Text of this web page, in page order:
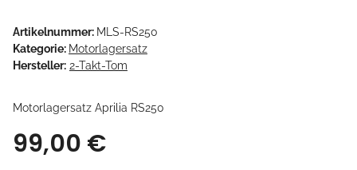
Artikelnummer: MLS-RS250
Kategorie: Motorlagersatz
Hersteller: 2-Takt-Tom
Motorlagersatz Aprilia RS250
99,00 €